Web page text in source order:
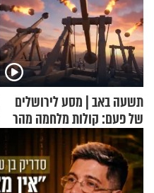
תשעה באב | מסע לירושלים
של פעם: קולות מלחמה מהר
הזיתים